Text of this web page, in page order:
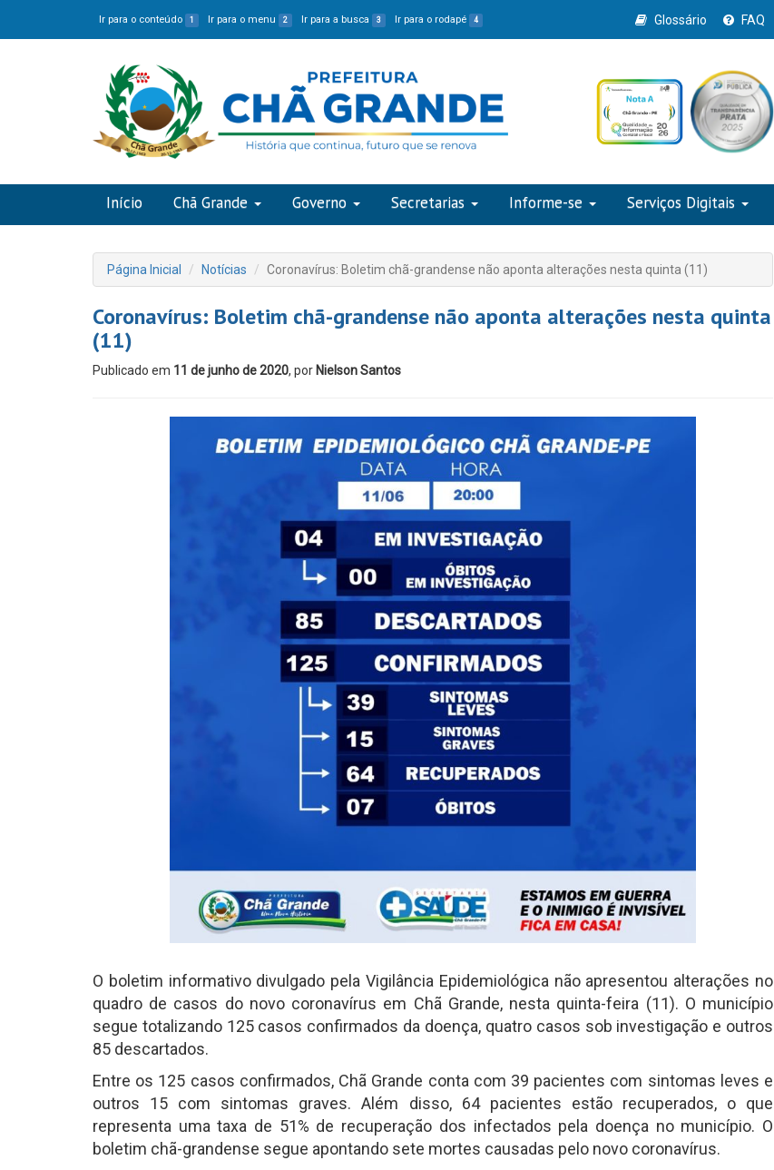
Ir para o conteúdo 1 Ir para o menu 2 Ir para a busca 3 Ir para o rodapé 4 Glossário FAQ
Início Chã Grande Governo Secretarias Informe-se Serviços Digitais
Página Inicial Notícias Coronavírus: Boletim chã-grandense não aponta alterações nesta quinta (11)
Coronavírus: Boletim chã-grandense não aponta alterações nesta quinta
(11)
Publicado em 11 de junho de 2020, por Nielson Santos
O boletim informativo divulgado pela Vigilância Epidemiológica não apresentou alterações no
quadro de casos do novo coronavírus em Chã Grande, nesta quinta-feira (11). O município
segue totalizando 125 casos confirmados da doença, quatro casos sob investigação e outros
85 descartados.
Entre os 125 casos confirmados, Chã Grande conta com 39 pacientes com sintomas leves e
outros 15 com sintomas graves. Além disso, 64 pacientes estão recuperados, o que
representa uma taxa de 51% de recuperação dos infectados pela doença no município. O
boletim chã-grandense segue apontando sete mortes causadas pelo novo coronavírus.